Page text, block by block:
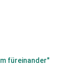
füreinander"